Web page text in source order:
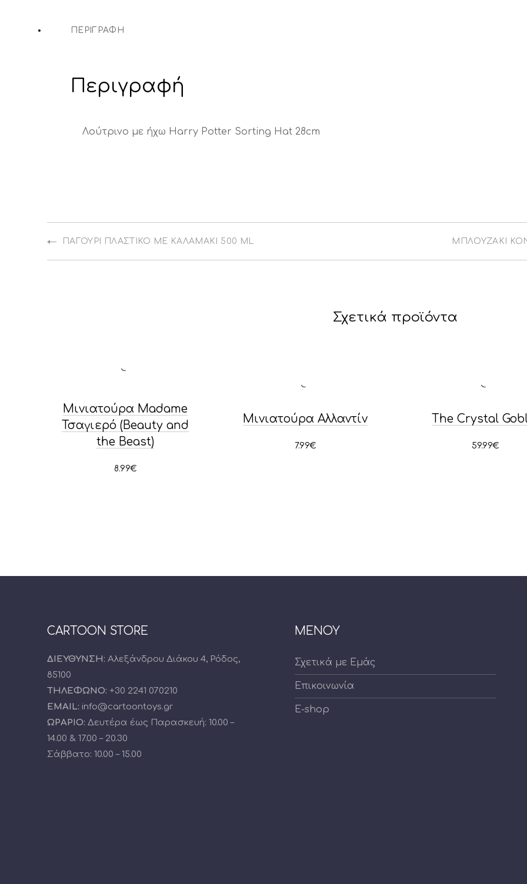
ΠΕΡΙΓΡΑΦΉ
Περιγραφή
Λούτρινο με ήχω Harry Potter Sorting Hat 28cm
ΠΑΓΟΎΡΙ ΠΛΑΣΤΙΚΌ ΜΕ ΚΑΛΑΜΆΚΙ 500 ML ΜΠΛΟΥΖΆΚΙ
Σχετικά προϊόντα
Μινιατούρα Madame
Τσαγιερό (Beauty and
the Beast)
8.99€
Μινιατούρα Αλλαντίν
7.99€
The Crystal
59.99€
CARTOON STORE
ΔΙΕΥΘΥΝΣΗ: Αλεξάνδρου Διάκου 4, Ρόδος,
85100
ΤΗΛΕΦΩΝΟ: +30 2241 070210
EMAIL: info@cartoontoys.gr
ΩΡΑΡΙΟ: Δευτέρα έως Παρασκευή: 10.00 –
14.00 & 17.00 – 20.30
Σάββατο: 10.00 – 15.00
ΜΕΝΟΥ
Σχετικά με Εμάς
Επικοινωνία
E-shop